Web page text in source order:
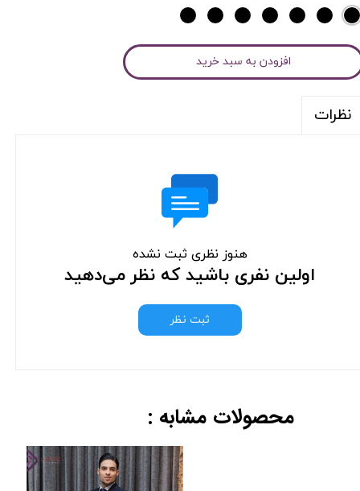
افزودن به سبد خرید
نظرات
هنوز نظری ثبت نشده
اولین نفری باشید که نظر می‌دهید
ثبت نظر
محصولات مشابه :